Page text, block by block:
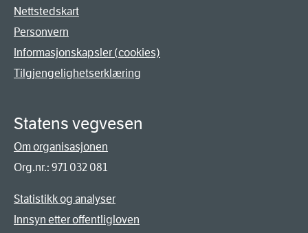
Nettstedskart
Personvern
Informasjonskapsler (cookies)
Tilgjengelighetserklæring
Statens vegvesen
Om organisasjonen
Org.nr.: 971 032 081
Statistikk og analyser
Innsyn etter offentligloven